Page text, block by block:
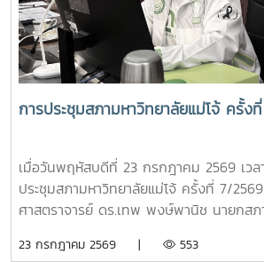
สภาพนักงาน และผู้ช่วยศาสตราจารย์ ดร.ป
ช่วยอธิการบดี ปฏิบัติหน้าที่เลขานุการคณะก
อำนวยการกองเลขานุการสภามหาวิทยาลัย แ
ติดตามและประเมินผล ปฏิบัติหน้าที่ผู้ช่วยเล
ดังกล่าวจัดขึ้นเพื่อดำเนินการติดตามและปร
หน้าที่ของหัวหน้าส่วนงานตามกรอบและหลัก
ประสิทธิภาพ โปร่งใส และบรรลุเป้าหมายต
มหาวิทยาลัย
การประชุมสภามหาวิทยาลัยแม่โจ้ ครั้ง
เมื่อวันพฤหัสบดีที่ 23 กรกฎาคม 2569 เว
ประชุมสภามหาวิทยาลัยแม่โจ้ ครั้งที่ 7/
ศาสตราจารย์ ดร.เทพ พงษ์พานิช นายกสภ
อาคารสำนักงานมหาวิทยาลัย 2 มหาวิทยาลัย
23 กรกฎาคม 2569 | 553